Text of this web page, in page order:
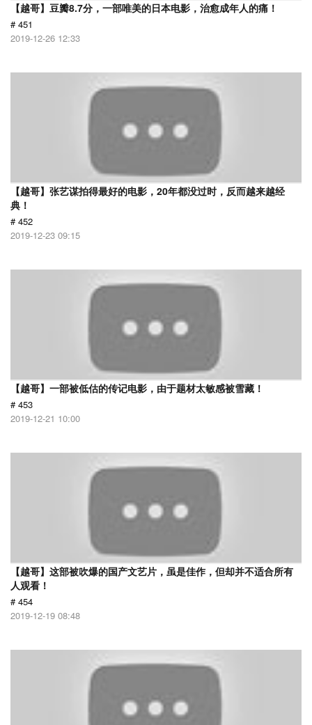
【越哥】豆瓣8.7分，一部唯美的日本电影，治愈成年人的痛！
# 451
2019-12-26 12:33
【越哥】张艺谋拍得最好的电影，20年都没过时，反而越来越经
典！
# 452
2019-12-23 09:15
【越哥】一部被低估的传记电影，由于题材太敏感被雪藏！
# 453
2019-12-21 10:00
【越哥】这部被吹爆的国产文艺片，虽是佳作，但却并不适合所有
人观看！
# 454
2019-12-19 08:48